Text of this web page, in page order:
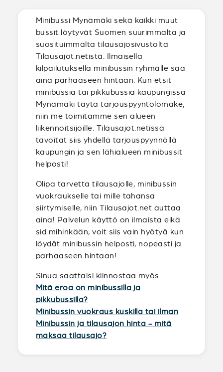
Minibussi Mynämäki sekä kaikki muut
bussit löytyvät Suomen suurimmalta ja
suosituimmalta tilausajosivustolta
Tilausajot.netistä. Ilmaisella
kilpailutuksella minibussin ryhmälle saa
aina parhaaseen hintaan. Kun etsit
minibussia tai pikkubussia kaupungissa
Mynämäki täytä tarjouspyyntölomake,
niin me toimitamme sen alueen
liikennöitsijöille. Tilausajot.netissä
tavoitat siis yhdellä tarjouspyynnöllä
kaupungin ja sen lähialueen minibussit
helposti!
Olipa tarvetta tilausajolle, minibussin
vuokraukselle tai mille tahansa
siirtymiselle, niin Tilausajot.net auttaa
aina! Palvelun käyttö on ilmaista eikä
sid mihinkään, voit siis vain hyötyä kun
löydät minibussin helposti, nopeasti ja
parhaaseen hintaan!
Sinua saattaisi kiinnostaa myös:
Mitä eroa on minibussilla ja
pikkubussilla?
Minibussin vuokraus kuskilla tai ilman
Minibussin ja tilausajon hinta - mitä
maksaa tilausajo?